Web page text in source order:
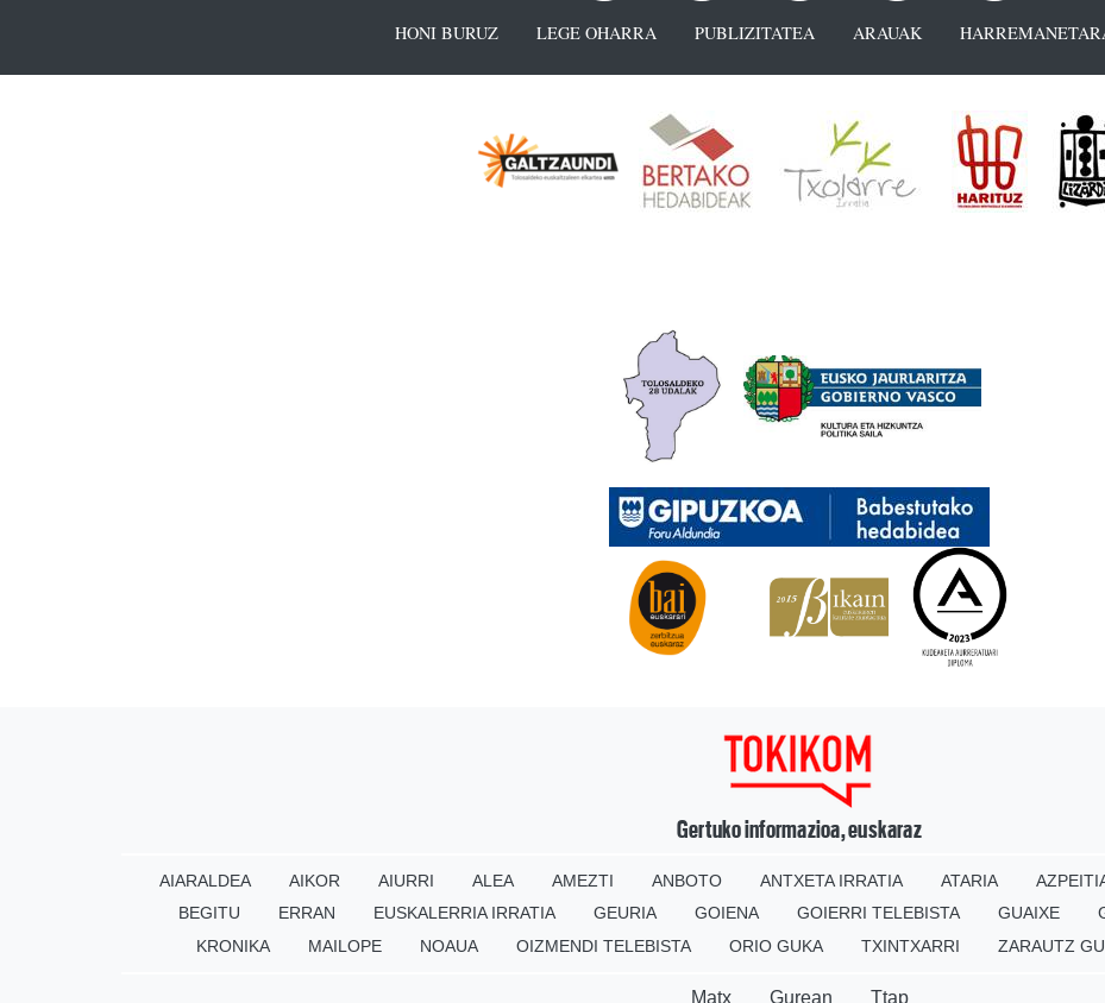
HONI BURUZ LEGE OHARRA PUBLIZITATEA ARAUAK
Gertuko informazioa, euskaraz
AIARALDEA AIKOR AIURRI ALEA AMEZTI ANBOTO ANTXETA IRRATIA ATARIA
BEGITU
ERRAN EUSKALERRIA IRRATIA GEURIA GOIENA GOIERRI TELEBISTA GUAIXE
KRONIKA
MAILOPE NOAUA OIZMENDI TELEBISTA ORIO GUKA TXINTXARRI ZARAUTZ
Matx Gurean Ttap